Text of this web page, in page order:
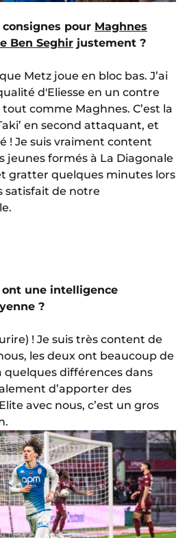
pour Maghnes
Ben Seghir justement ?
Metz joue en bloc bas. J’ai
d'Eliesse en un contre
comme Maghnes. C’est la
en second attaquant, et
! Je suis vraiment content
jeunes formés à La Diagonale
gratter quelques minutes lors
satisfait de notre
une intelligence
?
! Je suis très content de
les deux ont beaucoup de
quelques différences dans
d’apporter des
avec nous, c’est un gros